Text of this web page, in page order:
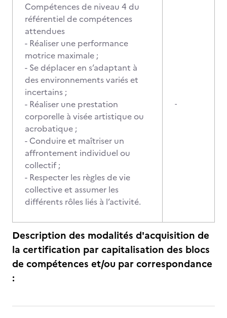
Compétences de niveau 4 du
référentiel de compétences
attendues
- Réaliser une performance
motrice maximale ;
- Se déplacer en s’adaptant à
des environnements variés et
incertains ;
- Réaliser une prestation
corporelle à visée artistique ou
acrobatique ;
- Conduire et maîtriser un
affrontement individuel ou
collectif ;
- Respecter les règles de vie
collective et assumer les
différents rôles liés à l’activité.
-
Description des modalités d'acquisition de
la certification par capitalisation des blocs
de compétences et/ou par correspondance
: